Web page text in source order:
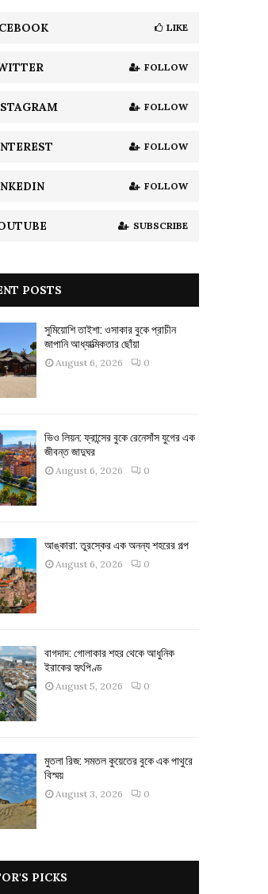
C
H
LIKE
FOLLOW
FOLLOW
FOLLOW
FOLLOW
SUBSCRIBE
POSTS
সুমিয়োশি তাইশা: ওসাকার বুকে প্রাচীন
জাপানি আধ্যাত্মিকতার ছোঁয়া
August 6, 2026 0
ভিও লিয়ন: ফ্রান্সের বুকে রেনেসাঁস যুগের এক
জীবন্ত জাদুঘর
August 6, 2026 0
আঙ্কারা: তুরস্কের এক অনন্য শহরের গল্প
August 6, 2026 0
বাগদাদ: গোলাকার শহর থেকে আধুনিক
ইরাকের হৃৎপিণ্ড
August 5, 2026 0
মুতলা রিজ: সমতল কুয়েতের বুকে এক পাথুরে
বিস্ময়
August 3, 2026 0
PICKS